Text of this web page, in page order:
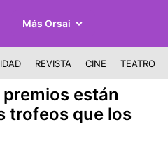
Más Orsai
REVISTA CINE TEATRO
están
trofeos que los